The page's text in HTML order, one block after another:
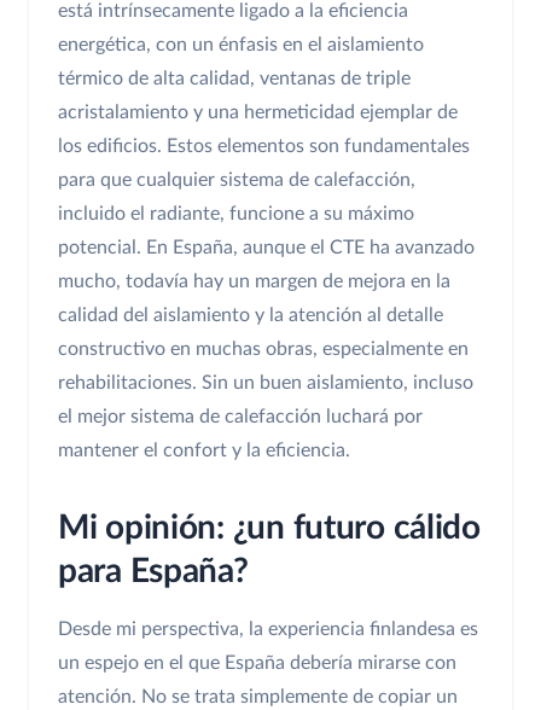
está intrínsecamente ligado a la eficiencia
energética, con un énfasis en el aislamiento
térmico de alta calidad, ventanas de triple
acristalamiento y una hermeticidad ejemplar de
los edificios. Estos elementos son fundamentales
para que cualquier sistema de calefacción,
incluido el radiante, funcione a su máximo
potencial. En España, aunque el CTE ha avanzado
mucho, todavía hay un margen de mejora en la
calidad del aislamiento y la atención al detalle
constructivo en muchas obras, especialmente en
rehabilitaciones. Sin un buen aislamiento, incluso
el mejor sistema de calefacción luchará por
mantener el confort y la eficiencia.
Mi opinión: ¿un futuro cálido
para España?
Desde mi perspectiva, la experiencia finlandesa es
un espejo en el que España debería mirarse con
atención. No se trata simplemente de copiar un